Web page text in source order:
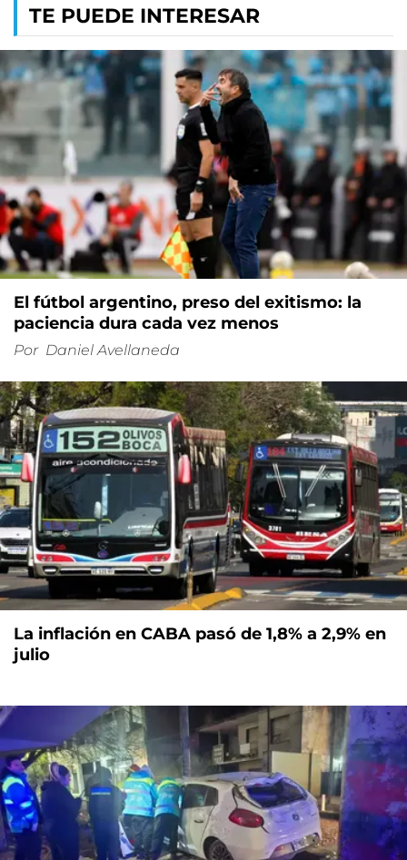
TE PUEDE INTERESAR
El fútbol argentino, preso del exitismo: la
paciencia dura cada vez menos
Por Daniel Avellaneda
La inflación en CABA pasó de 1,8% a 2,9% en
julio